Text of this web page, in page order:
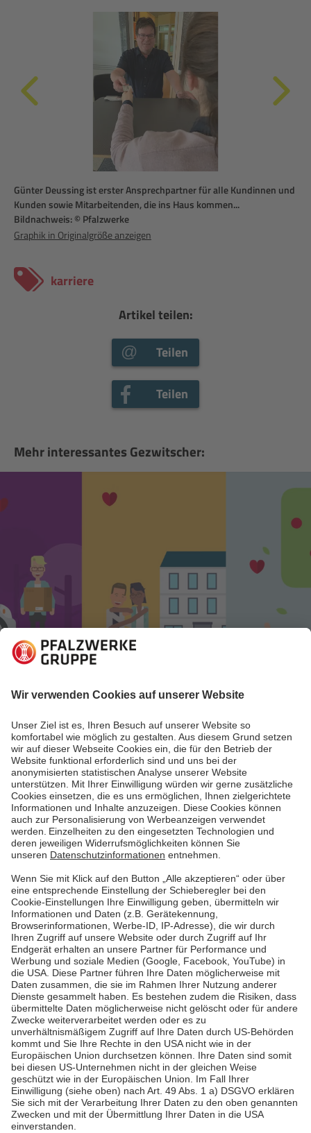
Günter Deussing ist erster Ansprechpartner für alle Kundinnen und
Kunden sowie Mitarbeitenden, die ins Haus kommen...
Bildnachweis: © Pfalzwerke
Graphik in Originalgröße anzeigen
karriere
Artikel teilen:
Teilen
Teilen
Mehr interessantes Gezwitscher:
Pfalzwerke begegnen
Der Region etwas zurückgeben
Als regionaler Energieversorger tragen wir ebenso viel
Verantwortung für die Umwelt wie für die Menschen
unserer Region. Doch was tun wir dafür? Eine kleine
Übersicht über unser Engagement - mit Film.
Mehr lesen
Mehr lesen
Pfalzwerke
Über uns & Autoren
Datenschutz
Impressum
Barrierefreiheit